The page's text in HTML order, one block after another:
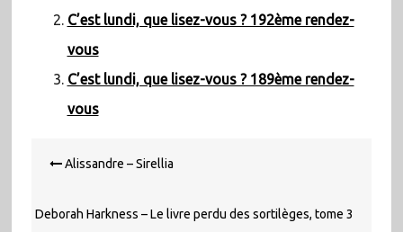
C’est lundi, que lisez-vous ? 192ème rendez-
vous
C’est lundi, que lisez-vous ? 189ème rendez-
vous
de Alissandre – Sirellia
Deborah Harkness – Le livre perdu des sortilèges, tome 3